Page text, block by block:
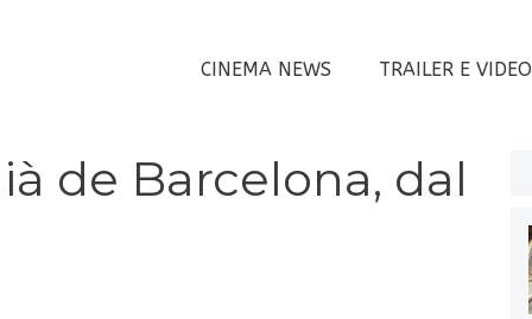
CINEMA NEWS TRAILER E VIDEO
de Barcelona, dal